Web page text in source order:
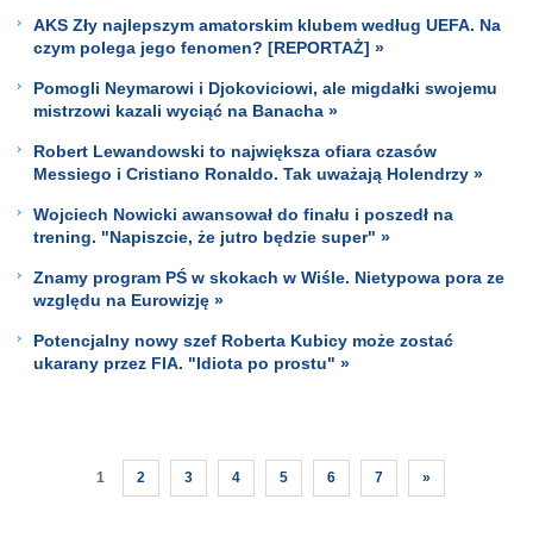
AKS Zły najlepszym amatorskim klubem według UEFA. Na
czym polega jego fenomen? [REPORTAŻ] »
Pomogli Neymarowi i Djokoviciowi, ale migdałki swojemu
mistrzowi kazali wyciąć na Banacha »
Robert Lewandowski to największa ofiara czasów
Messiego i Cristiano Ronaldo. Tak uważają Holendrzy »
Wojciech Nowicki awansował do finału i poszedł na
trening. "Napiszcie, że jutro będzie super" »
Znamy program PŚ w skokach w Wiśle. Nietypowa pora ze
względu na Eurowizję »
Potencjalny nowy szef Roberta Kubicy może zostać
ukarany przez FIA. "Idiota po prostu" »
1 2 3 4 5 6 7 »